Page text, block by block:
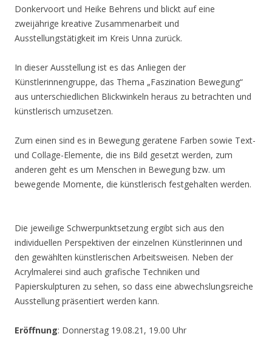
Donkervoort und Heike Behrens und blickt auf eine
zweijährige kreative Zusammenarbeit und
Ausstellungstätigkeit im Kreis Unna zurück.
In dieser Ausstellung ist es das Anliegen der
Künstlerinnengruppe, das Thema „Faszination Bewegung“
aus unterschiedlichen Blickwinkeln heraus zu betrachten und
künstlerisch umzusetzen.
Zum einen sind es in Bewegung geratene Farben sowie Text-
und Collage-Elemente, die ins Bild gesetzt werden, zum
anderen geht es um Menschen in Bewegung bzw. um
bewegende Momente, die künstlerisch festgehalten werden.
Die jeweilige Schwerpunktsetzung ergibt sich aus den
individuellen Perspektiven der einzelnen Künstlerinnen und
den gewählten künstlerischen Arbeitsweisen. Neben der
Acrylmalerei sind auch grafische Techniken und
Papierskulpturen zu sehen, so dass eine abwechslungsreiche
Ausstellung präsentiert werden kann.
Eröffnung: Donnerstag 19.08.21, 19.00 Uhr